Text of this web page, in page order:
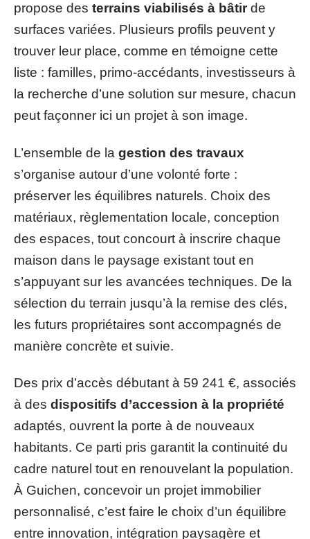
propose des terrains viabilisés à bâtirde
surfaces variées. Plusieurs profils peuvent y
trouver leur place, comme en témoigne cette
liste : familles, primo-accédants, investisseurs à
la recherche d’une solution sur mesure, chacun
peut façonner ici un projet à son image.
L’ensemble de la gestion des travaux
s’organise autour d’une volonté forte :
préserver les équilibres naturels. Choix des
matériaux, règlementation locale, conception
des espaces, tout concourt à inscrire chaque
maison dans le paysage existant tout en
s’appuyant sur les avancées techniques. De la
sélection du terrain jusqu’à la remise des clés,
les futurs propriétaires sont accompagnés de
manière concrète et suivie.
Des prix d’accès débutant à 59 241 €, associés
à des dispositifs d’accession à la propriété
adaptés, ouvrent la porte à de nouveaux
habitants. Ce parti pris garantit la continuité du
cadre naturel tout en renouvelant la population.
À Guichen, concevoir un projet immobilier
personnalisé, c’est faire le choix d’un équilibre
entre innovation, intégration paysagère et